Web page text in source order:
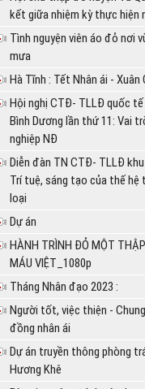
kết giữa nhiệm kỳ thực hiện
Tình nguyện viên áo đỏ nơi
mưa
Hà Tĩnh : Tết Nhân ái - Xuân
Hội nghị CTĐ- TLLĐ quốc
Bình Dương lần thứ 11: Vai
nghiệp NĐ
Diễn đàn TN CTĐ- TLLĐ
Trí tuệ, sáng tạo của thế hệ
loại
Dự án
HÀNH TRÌNH ĐỎ MỘT
MÁU VIỆT_1080p
Tháng Nhân đạo 2023 :
Người tốt, việc thiện -
đồng nhân ái
Dự án truyền thông phòng
Hương Khê